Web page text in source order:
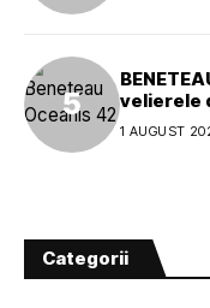
velierele
1 AUGUST
Categorii